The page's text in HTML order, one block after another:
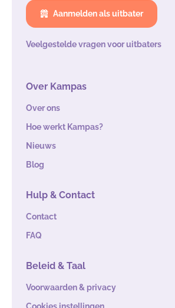
Aanmelden als uitbater
Veelgestelde vragen voor uitbaters
Over Kampas
Over ons
Hoe werkt Kampas?
Nieuws
Blog
Hulp & Contact
Contact
FAQ
Beleid & Taal
Voorwaarden & privacy